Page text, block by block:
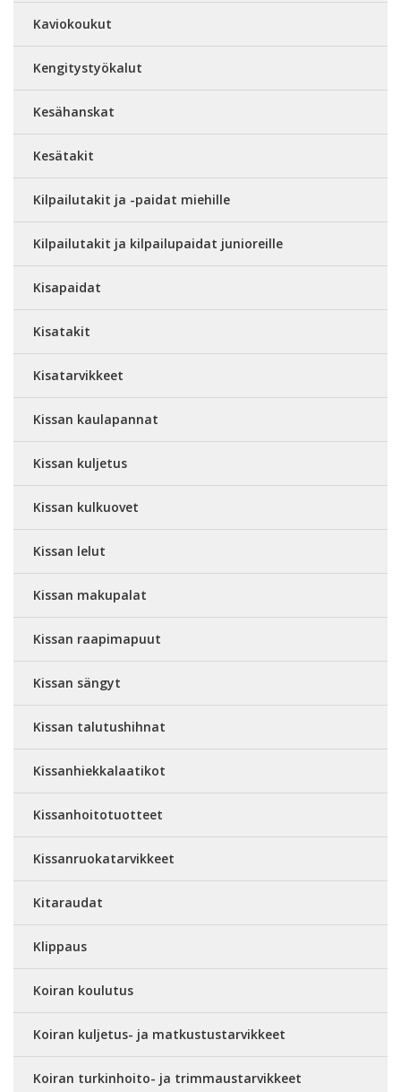
Kaviokoukut
Kengitystyökalut
Kesähanskat
Kesätakit
Kilpailutakit ja -paidat miehille
Kilpailutakit ja kilpailupaidat junioreille
Kisapaidat
Kisatakit
Kisatarvikkeet
Kissan kaulapannat
Kissan kuljetus
Kissan kulkuovet
Kissan lelut
Kissan makupalat
Kissan raapimapuut
Kissan sängyt
Kissan talutushihnat
Kissanhiekkalaatikot
Kissanhoitotuotteet
Kissanruokatarvikkeet
Kitaraudat
Klippaus
Koiran koulutus
Koiran kuljetus- ja matkustustarvikkeet
Koiran turkinhoito- ja trimmaustarvikkeet